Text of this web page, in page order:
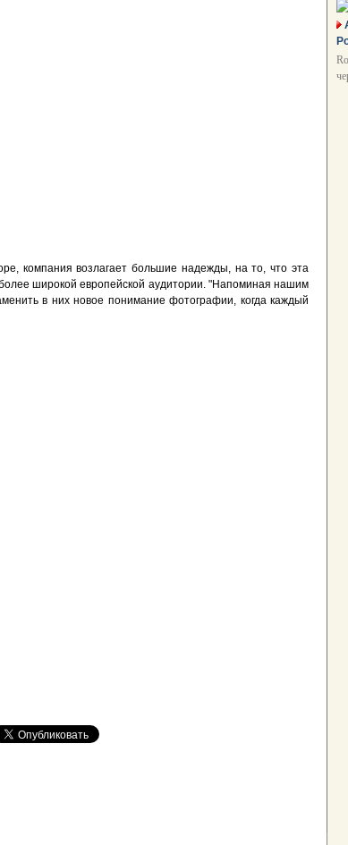
компания возлагает большие надежды, на то, что эта
широкой европейской аудитории. "Напоминая нашим
в них новое понимание фотографии, когда каждый